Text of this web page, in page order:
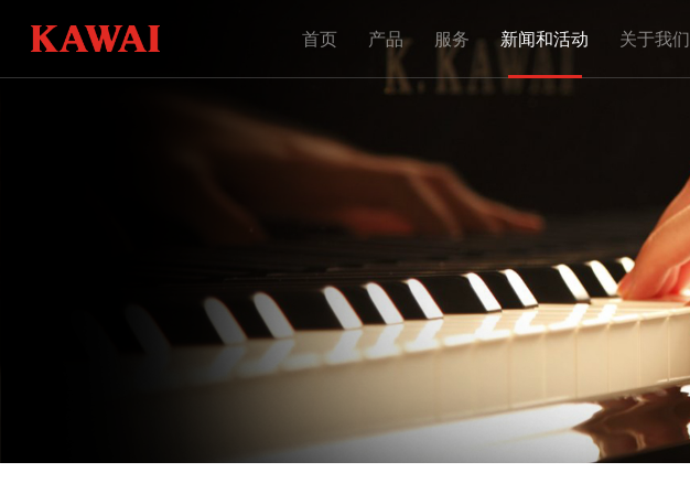
首页 产品 服务 新闻和活动 关于我们